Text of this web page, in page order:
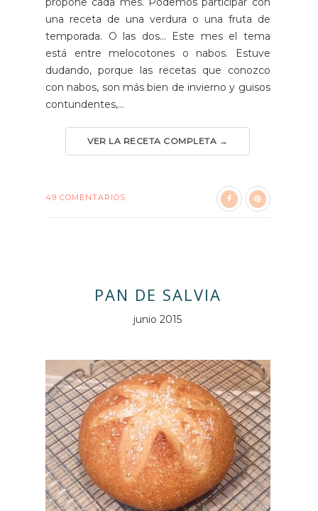
una receta de una verdura o una fruta de
temporada. O las dos... Este mes el tema
está entre melocotones o nabos. Estuve
dudando, porque las recetas que conozco
con nabos, son más bien de invierno y guisos
contundentes,...
VER LA RECETA COMPLETA →
49 COMENTARIOS
PAN DE SALVIA
junio 2015